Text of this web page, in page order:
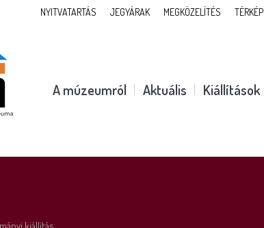
NYITVATARTÁS JEGYÁRAK MEGKÖZELÍTÉS TÉRKÉP
A múzeumról Aktuális Kiállítások
kiállítás